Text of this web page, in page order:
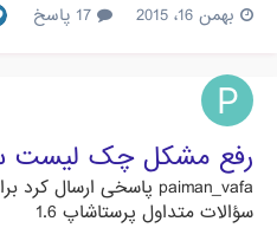
بهمن 16، 2015
رفع مشکل چک لیست
paiman_vafa پاسخی ارسال کرد
سؤالات متداول پرستاشاپ 1.6